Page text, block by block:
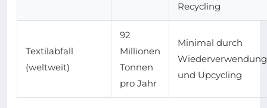
Recycling
Textilabfall
(weltweit)
92
Millionen
Tonnen
pro Jahr
Minimal durch
Wiederverwendung
und Upcycling